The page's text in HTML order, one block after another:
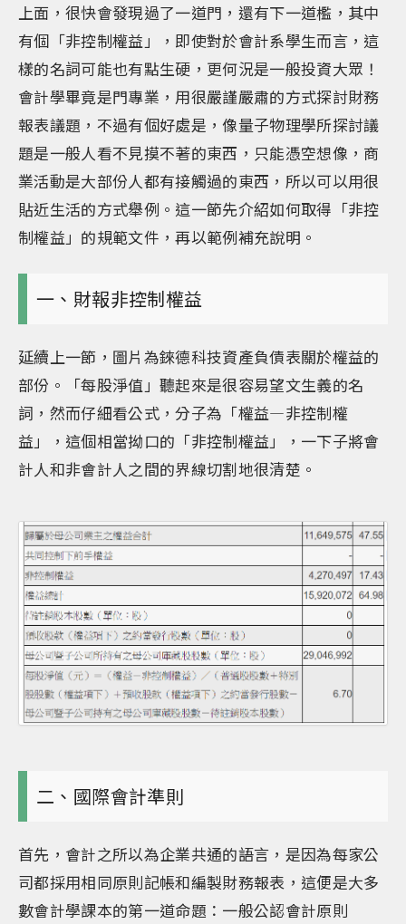
上面，很快會發現過了一道門，還有下一道檻，其中
有個「非控制權益」，即使對於會計系學生而言，這
樣的名詞可能也有點生硬，更何況是一般投資大眾！
會計學畢竟是門專業，用很嚴謹嚴肅的方式探討財務
報表議題，不過有個好處是，像量子物理學所探討議
題是一般人看不見摸不著的東西，只能憑空想像，商
業活動是大部份人都有接觸過的東西，所以可以用很
貼近生活的方式舉例。這一節先介紹如何取得「非控
制權益」的規範文件，再以範例補充說明。
一、財報非控制權益
延續上一節，圖片為錸德科技資產負債表關於權益的
部份。「每股淨值」聽起來是很容易望文生義的名
詞，然而仔細看公式，分子為「權益—非控制權
益」，這個相當拗口的「非控制權益」，一下子將會
計人和非會計人之間的界線切割地很清楚。
二、國際會計準則
首先，會計之所以為企業共通的語言，是因為每家公
司都採用相同原則記帳和編製財務報表，這便是大多
數會計學課本的第一道命題：一般公認會計原則